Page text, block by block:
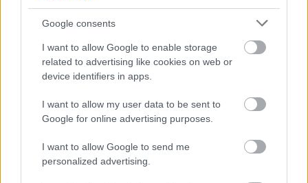
Google consents
I want to allow Google to enable storage
related to advertising like cookies on web or
device identifiers in apps.
I want to allow my user data to be sent to
Google for online advertising purposes.
I want to allow Google to send me
personalized advertising.
της νηστείας, αυτή είναι η Κυριακή των Βαΐων, η
οποία είναι Δεσποτική εορτή, αφιερωμένη δηλαδή
στον επίγειο βίο του Ιησού, οπότε οι πιστοί
καταναλώνουν και πάλι ψάρι, λάδι και κρασί.
Κατάλυση του λαδιού γίνεται και τη Μεγάλη
μυστηρίου της Θείας Ευχαριστίας από τον Ιησού